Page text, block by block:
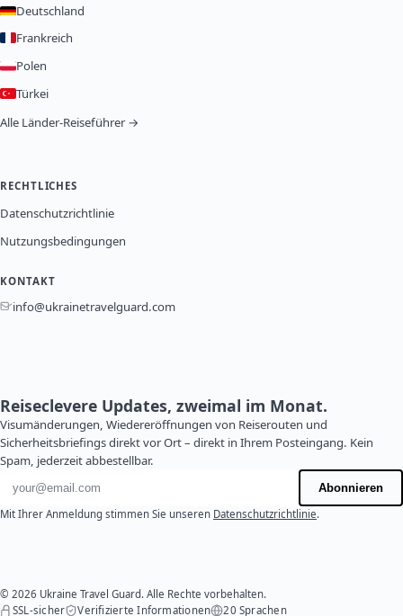
Deutschland
Frankreich
Polen
Türkei
Alle Länder-Reiseführer →
RECHTLICHES
Datenschutzrichtlinie
Nutzungsbedingungen
KONTAKT
info@ukrainetravelguard.com
Reiseclevere Updates, zweimal im Monat.
Visumänderungen, Wiedereröffnungen von Reiserouten und
Sicherheitsbriefings direkt vor Ort – direkt in Ihrem Posteingang. Kein
Spam, jederzeit abbestellbar.
E-Mail-Adresse
Abonnieren
Mit Ihrer Anmeldung stimmen Sie unseren Datenschutzrichtlinie.
© 2026 Ukraine Travel Guard. Alle Rechte vorbehalten.
SSL-sicher
Verifizierte Informationen 20 Sprachen